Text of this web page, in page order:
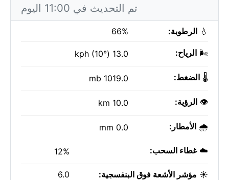
تم التحديث في 11:00 اليوم
💧 الرطوبة: 66%
🌬️ الرياح: 13.0 kph (10°)
🌡️ الضغط: 1019.0 mb
👁️ الرؤية: 10.0 km
🌧️ الأمطار: 0.0 mm
☁️غطاء السحب: 12%
☀️ مؤشر الأشعة فوق البنفسجية: 6.0